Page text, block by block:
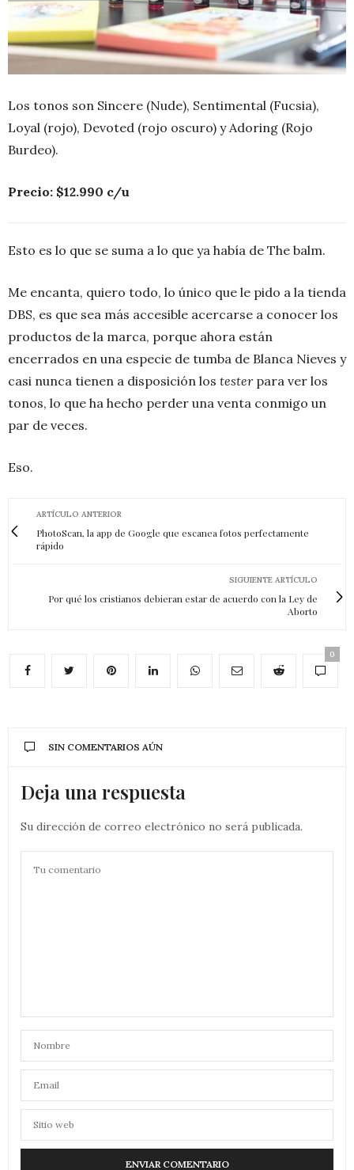
Los tonos son Sincere (Nude), Sentimental (Fucsia),
Loyal (rojo), Devoted (rojo oscuro) y Adoring (Rojo
Burdeo).
Precio: $12.990 c/u
Esto es lo que se suma a lo que ya había de The balm.
Me encanta, quiero todo, lo único que le pido a la tienda
DBS, es que sea más accesible acercarse a conocer los
productos de la marca, porque ahora están
encerrados en una especie de tumba de Blanca Nieves y
casi nunca tienen a disposición los tester para ver los
tonos, lo que ha hecho perder una venta conmigo un
par de veces.
Eso.
ARTÍCULO ANTERIOR
PhotoScan, la app de Google que escanea fotos perfectamente
rápido
SIGUIENTE ARTÍCULO
Por qué los cristianos debieran estar de acuerdo con la Ley de
Aborto
0
SIN COMENTARIOS AÚN
Deja una respuesta
Su dirección de correo electrónico no será publicada.